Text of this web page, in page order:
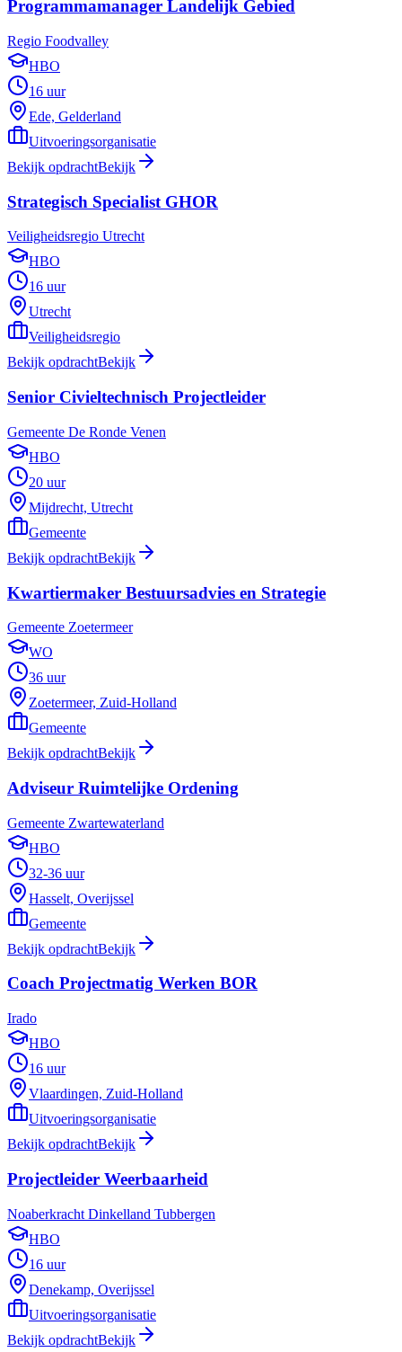
Programmamanager Landelijk Gebied
Regio Foodvalley
HBO
16 uur
Ede, Gelderland
Uitvoeringsorganisatie
Bekijk opdrachtBekijk
Strategisch Specialist GHOR
Veiligheidsregio Utrecht
HBO
16 uur
Utrecht
Veiligheidsregio
Bekijk opdrachtBekijk
Senior Civieltechnisch Projectleider
Gemeente De Ronde Venen
HBO
20 uur
Mijdrecht, Utrecht
Gemeente
Bekijk opdrachtBekijk
Kwartiermaker Bestuursadvies en Strategie
Gemeente Zoetermeer
WO
36 uur
Zoetermeer, Zuid-Holland
Gemeente
Bekijk opdrachtBekijk
Adviseur Ruimtelijke Ordening
Gemeente Zwartewaterland
HBO
32-36 uur
Hasselt, Overijssel
Gemeente
Bekijk opdrachtBekijk
Coach Projectmatig Werken BOR
Irado
HBO
16 uur
Vlaardingen, Zuid-Holland
Uitvoeringsorganisatie
Bekijk opdrachtBekijk
Projectleider Weerbaarheid
Noaberkracht Dinkelland Tubbergen
HBO
16 uur
Denekamp, Overijssel
Uitvoeringsorganisatie
Bekijk opdrachtBekijk